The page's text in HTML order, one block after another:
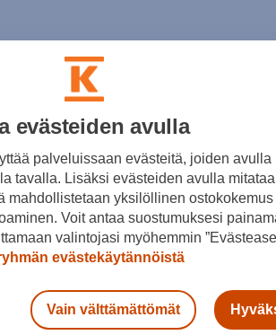
evästeiden avulla
palveluissaan evästeitä, joiden avulla
tavalla. Lisäksi evästeiden avulla
mahdollistetaan yksilöllinen ostokokemus
Voit antaa suostumuksesi
valintojasi myöhemmin
evästekäytännöistä
Vain välttämättömät